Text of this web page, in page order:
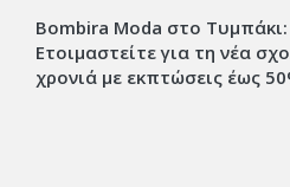
Bombira Moda στο Τυμπάκι:
Ετοιμαστείτε για τη νέα
χρονιά με εκπτώσεις έως